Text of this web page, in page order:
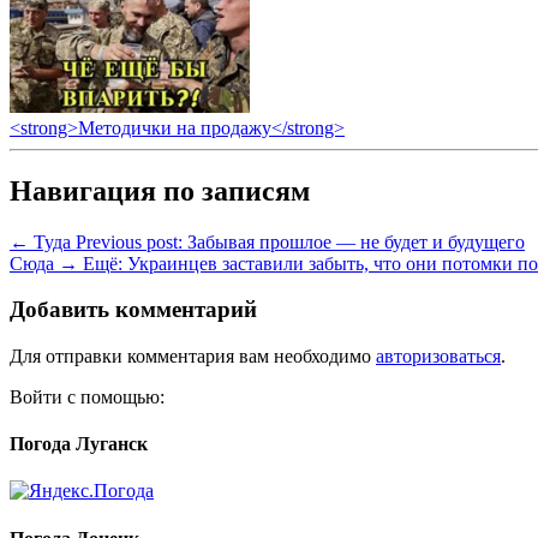
<strong>Методички на продажу</strong>
Навигация по записям
← Туда Previous post: Забывая прошлое — не будет и будущего
Сюда → Ещё: Украинцев заставили забыть, что они потомки
Добавить комментарий
Для отправки комментария вам необходимо авторизоваться.
Войти с помощью:
Погода Луганск